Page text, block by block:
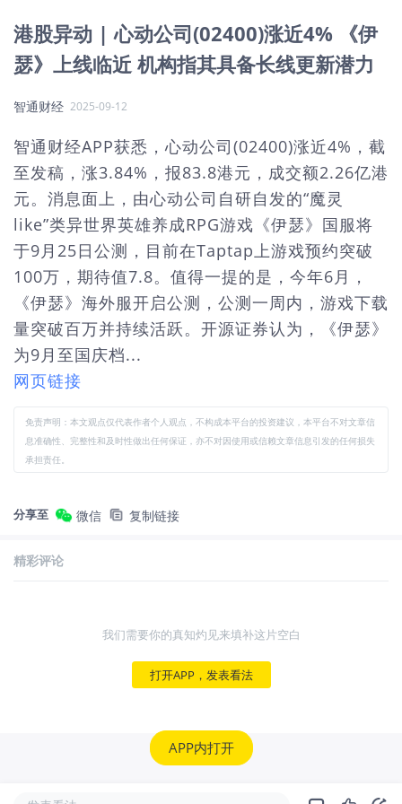
港股异动 | 心动公司(02400)涨近4% 《伊
瑟》上线临近 机构指其具备长线更新潜力
智通财经 2025-09-12
智通财经APP获悉，心动公司(02400)涨近4%，截
至发稿，涨3.84%，报83.8港元，成交额2.26亿港
元。消息面上，由心动公司自研自发的“魔灵
like”类异世界英雄养成RPG游戏《伊瑟》国服将
于9月25日公测，目前在Taptap上游戏预约突破
100万，期待值7.8。值得一提的是，今年6月，
《伊瑟》海外服开启公测，公测一周内，游戏下载
量突破百万并持续活跃。开源证券认为，《伊瑟》
为9月至国庆档...
网页链接
免责声明：本文观点仅代表作者个人观点，不构成本平台的投资建议，本平台不对文章信
息准确性、完整性和及时性做出任何保证，亦不对因使用或信赖文章信息引发的任何损失
承担责任。
分享至 微信 复制链接
精彩评论
我们需要你的真知灼见来填补这片空白
打开APP，发表看法
APP内打开